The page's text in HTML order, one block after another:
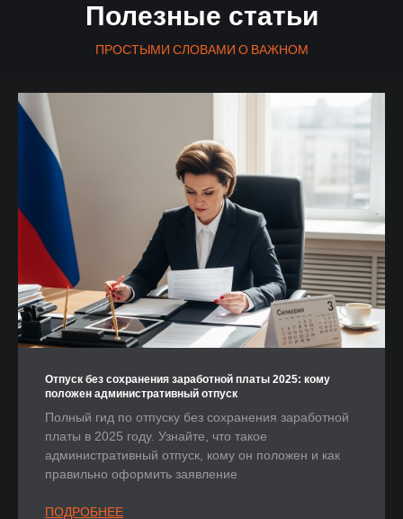
Полезные статьи
ПРОСТЫМИ СЛОВАМИ О ВАЖНОМ
Отпуск без сохранения заработной платы 2025: кому
положен административный отпуск
Полный гид по отпуску без сохранения заработной
платы в 2025 году. Узнайте, что такое
административный отпуск, кому он положен и как
правильно оформить заявление
ПОДРОБНЕЕ